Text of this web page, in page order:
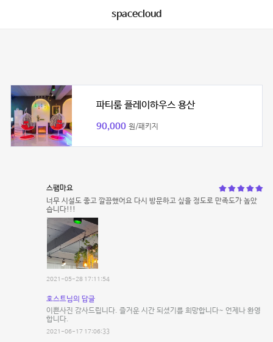
spacecloud
파티룸 플레이하우스 용산
90,000 원/패키지
스팸마요
너무 시설도 좋고 깔끔했어요 다시 방문하고 싶을 정도로 만족도가 높았
습니다!!!
2021-05-28 17:11:54
호스트님의 답글
이쁜사진 감사드립니다. 즐거운 시간 되셨기를 희망합니다~ 언제나 환영
합니다.
2021-06-17 17:06:33